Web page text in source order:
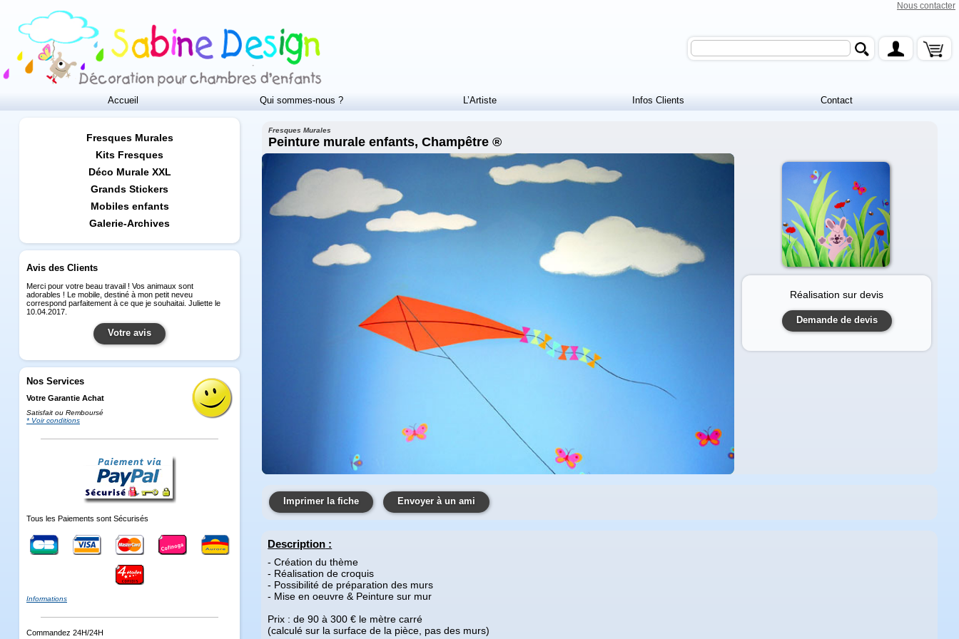
Nous contacter
Accueil Qui sommes-nous ? L’Artiste Infos Clients Contact
Fresques Murales
Kits Fresques
Déco Murale XXL
Grands Stickers
Mobiles enfants
Galerie-Archives
Avis des Clients
Merci pour votre beau travail ! Vos animaux sont
adorables ! Le mobile, destiné à mon petit neveu
correspond parfaitement à ce que je souhaitai. Juliette le
10.04.2017.
Votre avis
Nos Services
Votre Garantie Achat
Satisfait ou Remboursé
* Voir conditions
Tous les Paiements sont Sécurisés
Informations
Commandez 24H/24H
Fresques Murales
Peinture murale enfants, Champêtre ®
Réalisation sur devis
Demande de devis
Imprimer la fiche Envoyer à un ami
Description :
- Création du thème
- Réalisation de croquis
- Possibilité de préparation des murs
- Mise en oeuvre & Peinture sur mur
Prix : de 90 à 300 € le mètre carré
(calculé sur la surface de la pièce, pas des murs)